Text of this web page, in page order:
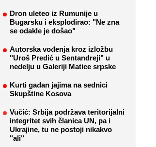
Dron uleteo iz Rumunije u
Bugarsku i eksplodirao: "Ne zna
se odakle je došao"
Autorska vođenja kroz izložbu
"Uroš Predić u Sentandreji" u
nedelju u Galeriji Matice srpske
Kurti gađan jajima na sednici
Skupštine Kosova
Vučić: Srbija podržava teritorijalni
integritet svih članica UN, pa i
Ukrajine, tu ne postoji nikakvo
"ali"